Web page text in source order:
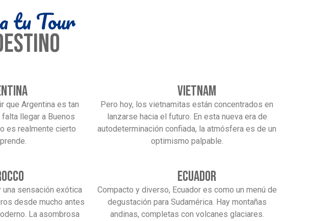
tu Tour
que Argentina es tan
llegar a Buenos
es realmente cierto
Vietnam
Pero hoy, los vietnamitas están concentrados en
lanzarse hacia el futuro. En esta nueva era de
autodeterminación confiada, la atmósfera es de un
optimismo palpable.
sensación exótica
desde mucho antes
La asombrosa
Ecuador
Compacto y diverso, Ecuador es como un menú de
degustación para Sudamérica. Hay montañas
andinas, completas con volcanes glaciares.